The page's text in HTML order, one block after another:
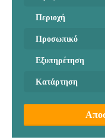
Περιοχή
Προσωπικό
Εξυπηρέτηση
Κατάρτηση